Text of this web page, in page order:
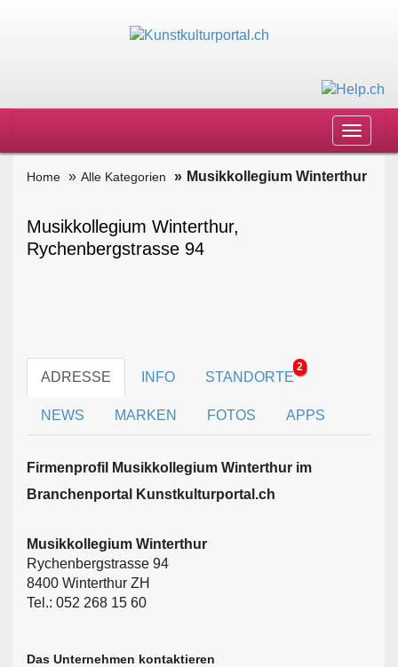
Toggle
Home Alle Kategorien Musikkollegium Winterthur
Musikkollegium Winterthur,
Rychenbergstrasse 94
ADRESSE INFO STANDORTE
2
NEWS MARKEN FOTOS APPS
Firmen­profil Musikkollegium Winterthur im
Branchen­portal Kunstkulturportal.ch
Musikkollegium Winterthur
Rychenbergstrasse 94
8400 Winterthur ZH
Tel.: 052 268 15 60
Das Unternehmen kontaktieren